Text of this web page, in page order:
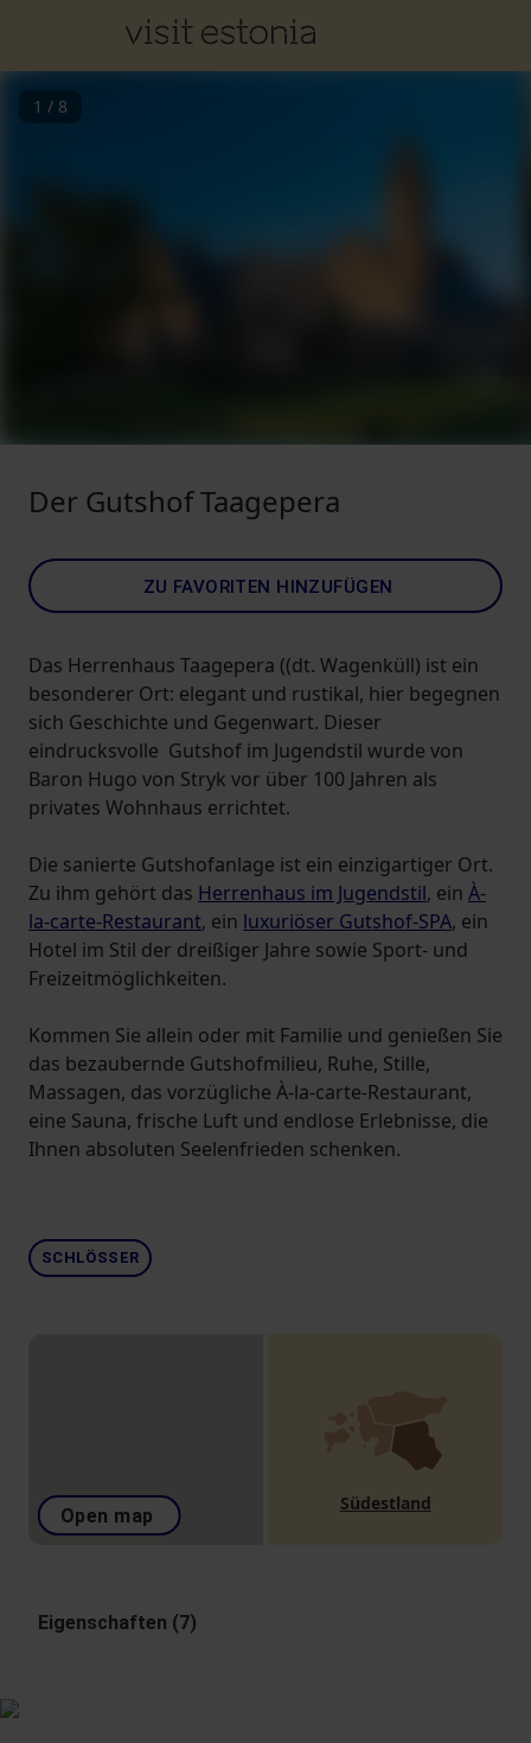
1 / 8
Der Gutshof Taagepera
ZU FAVORITEN HINZUFÜGEN
Das Herrenhaus Taagepera ((dt. Wagenküll) ist ein
besonderer Ort: elegant und rustikal, hier begegnen
sich Geschichte und Gegenwart. Dieser
eindrucksvolle Gutshof im Jugendstil wurde von
Baron Hugo von Stryk vor über 100 Jahren als
privates Wohnhaus errichtet.
Die sanierte Gutshofanlage ist ein einzigartiger Ort.
Zu ihm gehört das Herrenhaus im Jugendstil, ein À-
la-carte-Restaurant, ein luxuriöser Gutshof-SPA, ein
Hotel im Stil der dreißiger Jahre sowie Sport- und
Freizeitmöglichkeiten.
Kommen Sie allein oder mit Familie und genießen Sie
das bezaubernde Gutshofmilieu, Ruhe, Stille,
Massagen, das vorzügliche À-la-carte-Restaurant,
eine Sauna, frische Luft und endlose Erlebnisse, die
Ihnen absoluten Seelenfrieden schenken.
SCHLÖSSER
Open map
Südestland
Eigenschaften (7)